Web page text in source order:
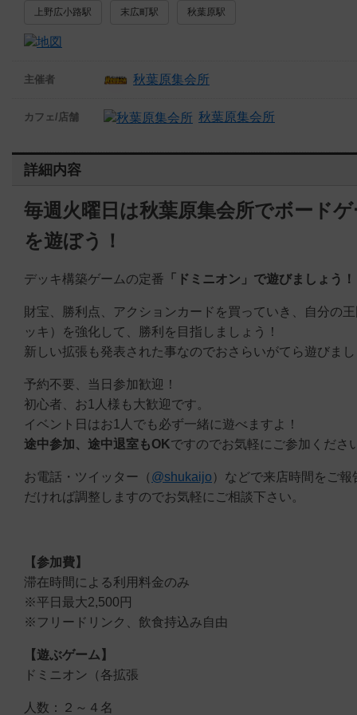
上野広小路駅 末広町駅 秋葉原駅
主催者 秋葉原集会所
カフェ/店舗 秋葉原集会所
詳細内容
毎週火曜日は秋葉原集会所でボード
を遊ぼう！
デッキ構築ゲームの定番 「ドミニオン」 で遊びましょう！
財宝、勝利点、アクションカードを買っていき、自分の
ッキ）を強化して、勝利を目指しましょう！
新しい拡張も発表された事なのでおさらいがてら遊びま
予約不要、当日参加歓迎！
初心者、お1人様も大歓迎です。
イベント日はお1人でも必ず一緒に遊べますよ！
途中参加、途中退室もOKですのでお気軽にご参加くださ
お電話・ツイッター（ @shukaijo ）などで来店時間をご報
だければ調整しますのでお気軽にご相談下さい。
【参加費】
滞在時間による利用料金のみ
※平日最大2,500円
※フリードリンク、飲食持込み自由
【遊ぶゲーム】
ドミニオン（各拡張
人数：２～４名